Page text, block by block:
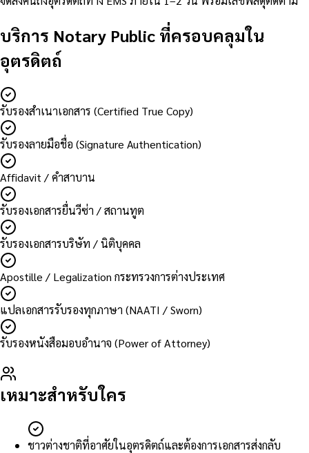
บริการ Notary Public ที่ครอบคลุมใน
อุตรดิตถ์
รับรองสำเนาเอกสาร (Certified True Copy)
รับรองลายมือชื่อ (Signature Authentication)
Affidavit / คำสาบาน
รับรองเอกสารยื่นวีซ่า / สถานทูต
รับรองเอกสารบริษัท / นิติบุคคล
Apostille / Legalization กระทรวงการต่างประเทศ
แปลเอกสารรับรองทุกภาษา (NAATI / Sworn)
รับรองหนังสือมอบอำนาจ (Power of Attorney)
เหมาะสำหรับใคร
ชาวต่างชาติที่อาศัยในอุตรดิตถ์และต้องการเอกสารส่งกลับ